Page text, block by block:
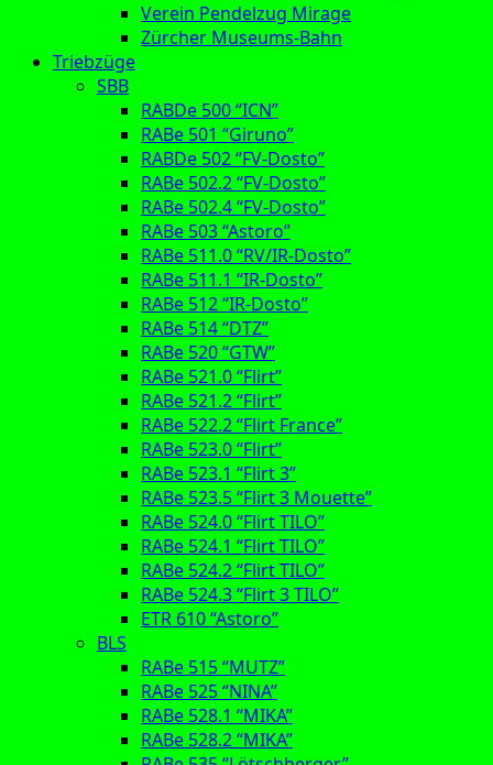
Verein Pendelzug Mirage
Zürcher Museums-Bahn
Triebzüge
SBB
RABDe 500 “ICN”
RABe 501 “Giruno”
RABDe 502 “FV-Dosto”
RABe 502.2 “FV-Dosto”
RABe 502.4 “FV-Dosto”
RABe 503 “Astoro”
RABe 511.0 “RV/IR-Dosto”
RABe 511.1 “IR-Dosto”
RABe 512 “IR-Dosto”
RABe 514 “DTZ”
RABe 520 “GTW”
RABe 521.0 “Flirt”
RABe 521.2 “Flirt”
RABe 522.2 “Flirt France”
RABe 523.0 “Flirt”
RABe 523.1 “Flirt 3”
RABe 523.5 “Flirt 3 Mouette”
RABe 524.0 “Flirt TILO”
RABe 524.1 “Flirt TILO”
RABe 524.2 “Flirt TILO”
RABe 524.3 “Flirt 3 TILO”
ETR 610 “Astoro”
BLS
RABe 515 “MUTZ”
RABe 525 “NINA”
RABe 528.1 “MIKA”
RABe 528.2 “MIKA”